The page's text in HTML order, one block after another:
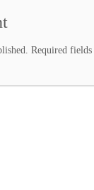
Required fields